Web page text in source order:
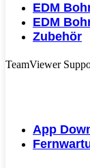
EDM
EDM
Zubehör
TeamViewer
App